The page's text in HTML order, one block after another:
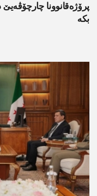
پرۆژەقانوونا
بکە